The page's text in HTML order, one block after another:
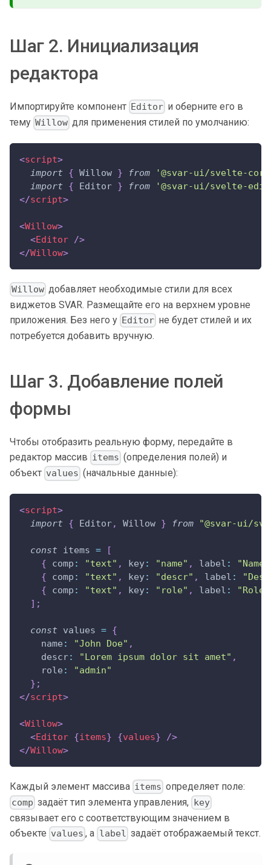
Шаг 2. Инициализация
редактора
Импортируйте компонент Editor и оберните его в
тему Willow для применения стилей по умолчанию:
<script>
import
{ Willow } from
'@svar-ui/svelte-
import
{ Editor } from
'@svar-ui/svelte-
</script>
<Willow>
<Editor
/>
</Willow>
Willow добавляет необходимые стили для всех
виджетов SVAR. Размещайте его на верхнем уровне
приложения. Без него у Editor не будет стилей и их
потребуется добавить вручную.
Шаг 3. Добавление полей
формы
Чтобы отобразить реальную форму, передайте в
редактор массив items (определения полей) и
объект values (начальные данные):
<script>
import
{ Editor, Willow } from "@svar-ui/
const items =
[
{
comp : "text" , key: "name" , label :
"Name"
{
comp : "text" , key: "descr" , label :
{
comp : "text" , key: "role" , label :
"Role"
] ;
const values = {
name : "John Doe" ,
descr: "Lorem ipsum dolor sit amet" ,
role :
"admin"
} ;
</script>
<Willow>
<Editor {items} {values}
/>
</Willow>
Каждый элемент массива items определяет поле:
comp задаёт тип элемента управления, key
связывает его с соответствующим значением в
объекте values , а label задаёт отображаемый текст.